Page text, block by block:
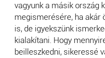
vagyunk a másik ország
megismerésére, ha akár
is, de igyekszünk
kialakítani. Hogy
beilleszkedni, sikeressé